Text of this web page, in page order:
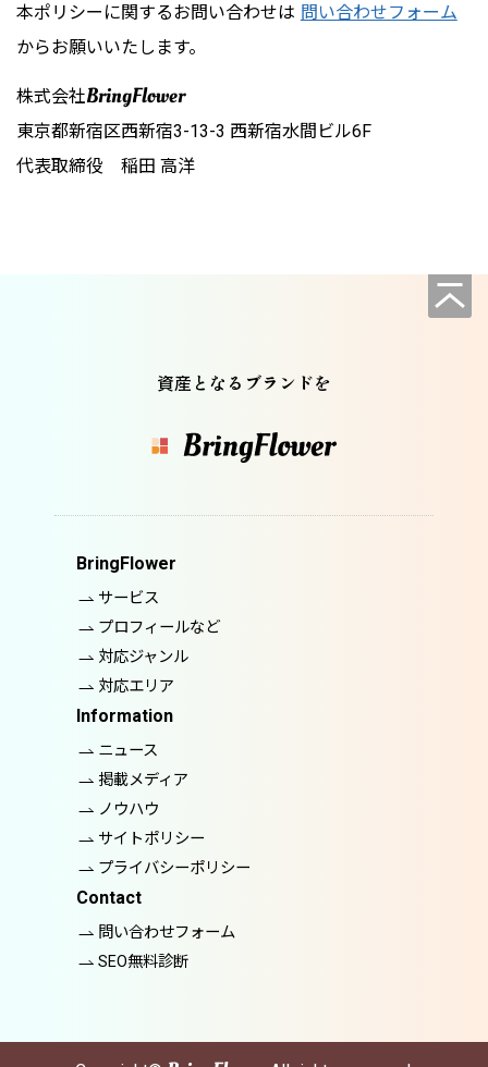
本ポリシーに関するお問い合わせは 問い合わせフォーム
からお願いいたします。
株式会社BringFlower
東京都新宿区西新宿3-13-3 西新宿水間ビル6F
代表取締役 稲田 高洋
資産となるブランドを
BringFlower
サービス
プロフィールなど
対応ジャンル
対応エリア
Information
ニュース
掲載メディア
ノウハウ
サイトポリシー
プライバシーポリシー
Contact
問い合わせフォーム
SEO無料診断